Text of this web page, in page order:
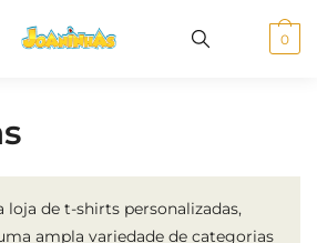
0
loja de t-shirts personalizadas,
ampla variedade de categorias